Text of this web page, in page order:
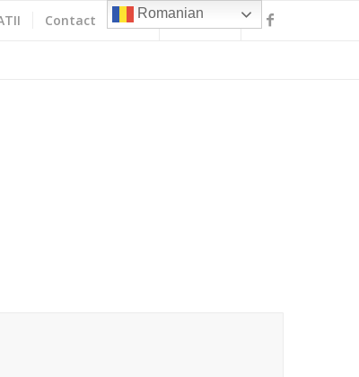
Contact Romanian